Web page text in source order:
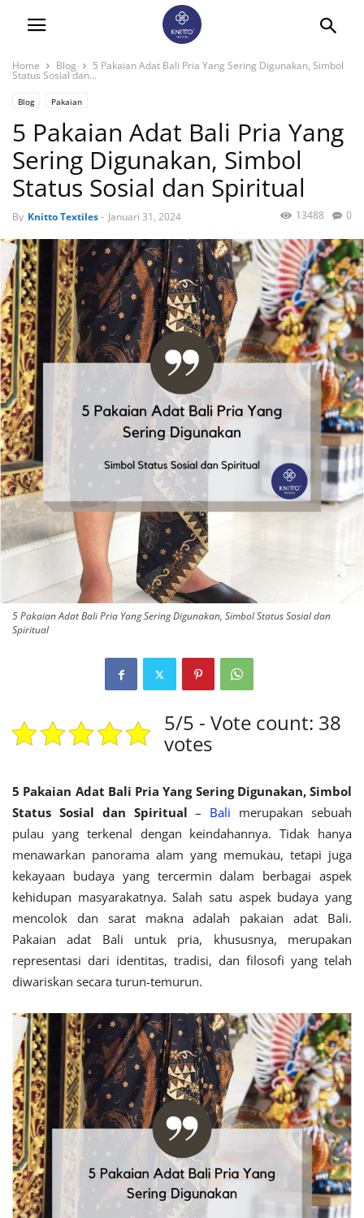
Home Blog 5 Pakaian Adat Bali Pria Yang Sering Digunakan, Simbol
Status Sosial dan...
Blog Pakaian
5 Pakaian Adat Bali Pria Yang
Sering Digunakan, Simbol
Status Sosial dan Spiritual
By Knitto Textiles- Januari 31, 2024 0
13488
5 Pakaian Adat Bali Pria Yang Sering Digunakan, Simbol Status Sosial dan
Spiritual
5/5 - Vote count: 38
votes
5 Pakaian Adat Bali Pria Yang Sering Digunakan, Simbol
Status Sosial dan Spiritual – Bali merupakan sebuah
pulau yang terkenal dengan keindahannya. Tidak hanya
menawarkan panorama alam yang memukau, tetapi juga
kekayaan budaya yang tercermin dalam berbagai aspek
kehidupan masyarakatnya. Salah satu aspek budaya yang
mencolok dan sarat makna adalah pakaian adat Bali.
Pakaian adat Bali untuk pria, khususnya, merupakan
representasi dari identitas, tradisi, dan filosofi yang telah
diwariskan secara turun-temurun.